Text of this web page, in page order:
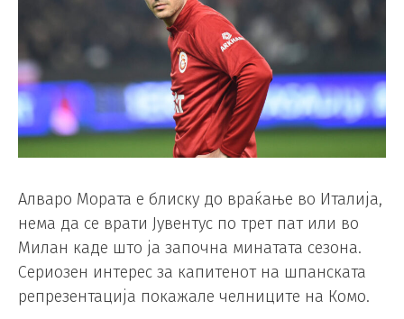
Алваро Мората е блиску до враќање во Италија,
нема да се врати Јувентус по трет пат или во
Милан каде што ја започна минатата сезона.
Сериозен интерес за капитенот на шпанската
репрезентација покажале челниците на Комо.